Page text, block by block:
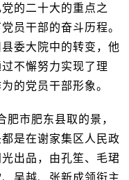
的二十大的重点之
员干部的奋斗历程。
委大院中的转变，他
不懈努力实现了理
的党员干部形象。
市肥东县取的景，
是在谢家集区人民政
出品，由孔笙、毛珺
吴越、张新成领衔主